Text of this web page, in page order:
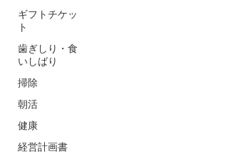
ギフトチケッ
ト
歯ぎしり・食
いしばり
掃除
朝活
健康
経営計画書